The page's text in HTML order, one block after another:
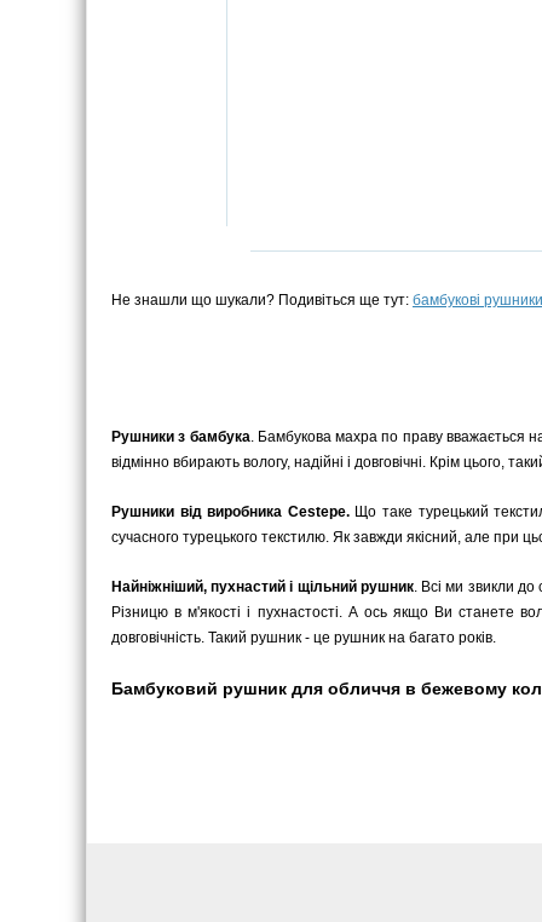
Не знашли що шукали? Подивіться ще тут: бамбукові рушники
Рушники з бамбука. Бамбукова махра по праву вважається
відмінно вбирають вологу, надійні і довговічні. Крім цього,
Рушники від виробника Cestepe.Що таке турецький
сучасного турецького текстилю. Як завжди якісний, але при
Найніжніший, пухнастий і щільний рушник. Всі ми звикли до
Різницю в м'якості і пухнастості. А ось якщо Ви станете
довговічність. Такий рушник - це рушник на багато років.
Бамбуковий рушник для обличчя в бежевому